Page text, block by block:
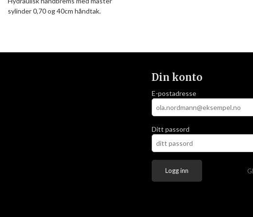
sylinder 0,70 og 40cm håndtak.
Din konto
E-postadresse
Ditt passord